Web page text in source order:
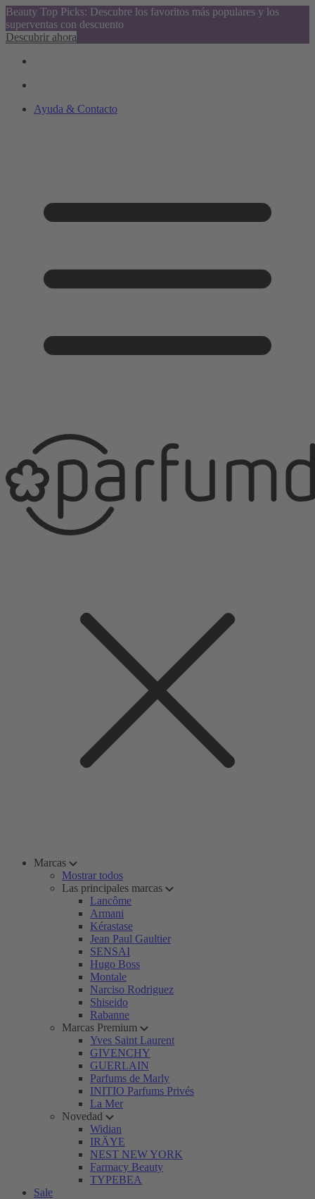
Beauty Top Picks: Descubre los favoritos más populares y los
superventas con descuento
Descubrir ahora
Ayuda & Contacto
Marcas
Mostrar todos
Las principales marcas
Lancôme
Armani
Kérastase
Jean Paul Gaultier
SENSAI
Hugo Boss
Montale
Narciso Rodriguez
Shiseido
Rabanne
Marcas Premium
Yves Saint Laurent
GIVENCHY
GUERLAIN
Parfums de Marly
INITIO Parfums Privés
La Mer
Novedad
Widian
IRÄYE
NEST NEW YORK
Farmacy Beauty
TYPEBEA
Sale